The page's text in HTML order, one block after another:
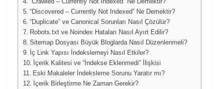
“Crawled – Currently Not Indexed” Ne Demektir?
“Discovered – Currently Not Indexed” Ne Demektir?
“Duplicate” ve Canonical Sorunları Nasıl Çözülür?
Robots.txt ve Noindex Hataları Nasıl Ayırt Edilir?
Sitemap Dosyası Büyük Bloglarda Nasıl Düzenlenmeli?
İç Link Yapısı İndekslemeyi Nasıl Etkiler?
İçerik Kalitesi ve “İndekse Eklenmedi” İlişkisi
Eski Makaleler İndeksleme Sorunu Yaratır mı?
İçerik Birleştirme Ne Zaman Gerekir?